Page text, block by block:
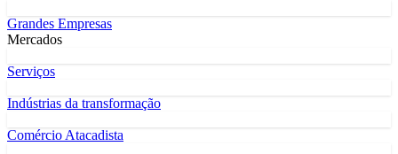
Grandes Empresas
Mercados
Serviços
Indústrias da transformação
Comércio Atacadista